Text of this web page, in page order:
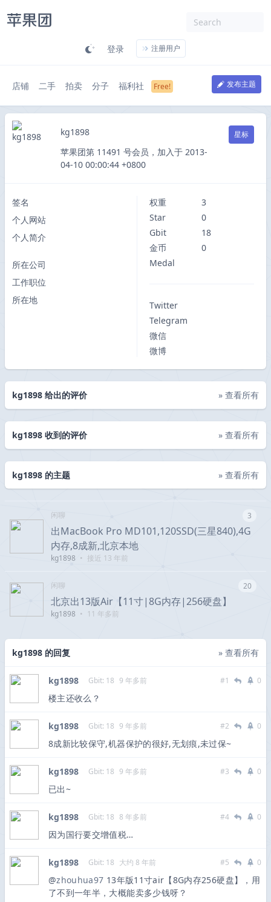
登录 注册用户
店铺 二手 拍卖 分子 福利社 发布主题
kg1898
苹果团第 11491 号会员，加入于 2013-
04-10 00:00:44 +0800
星标
签名
个人网站
个人简介
所在公司
工作职位
所在地
权重
3
Star
0
Gbit
18
金币
0
Medal
Twitter
Telegram
微信
微博
kg1898 给出的评价 » 查看所有
kg1898 收到的评价 » 查看所有
kg1898 的主题 » 查看所有
闲聊 3
出MacBook Pro MD101,120SSD(三星840),4G
内存,8成新,北京本地
kg1898 • 接近 13 年前
闲聊 20
北京出13版Air【11寸|8G内存|256硬盘】
kg1898 • 11 年多前
kg1898 的回复 » 查看所有
kg1898 Gbit: 18 9 年多前 #1 0
楼主还收么？
kg1898 Gbit: 18 9 年多前 #2 0
8成新比较保守,机器保护的很好,无划痕,未过保~
kg1898 Gbit: 18 9 年多前 #3 0
已出~
kg1898 Gbit: 18 8 年多前 #4 0
因为国行要交增值税…
kg1898 Gbit: 18 大约 8 年前 #5 0
@zhouhua97 13年版11寸air【8G内存256硬盘】，用
了不到一年半，大概能卖多少钱呀？